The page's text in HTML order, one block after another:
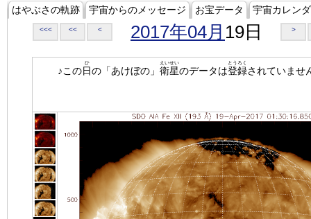
はやぶさの軌跡 宇宙からのメッセージ お宝データ 宇宙カレン
<<< << < 2017年04月 19日 >
♪この日
ひ
の「あけぼの」 衛星
えいせい
のデータは登録
とうろく
されていませ